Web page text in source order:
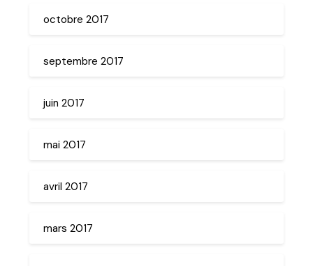
octobre 2017
septembre 2017
juin 2017
mai 2017
avril 2017
mars 2017